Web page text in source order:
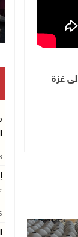
غزة